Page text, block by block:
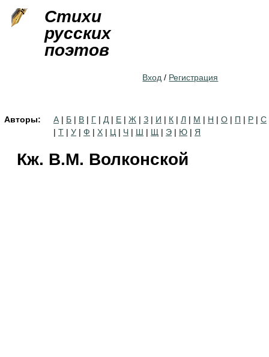
Стихи
русских
поэтов
Вход / Регистрация
Авторы: А | Б | В | Г | Д | Е | Ж | З | И | К | Л | М | Н | О | П | Р | С
| Т | У | Ф | Х | Ц | Ч | Ш | Щ | Э | Ю | Я
Кж. В.М. Волконской